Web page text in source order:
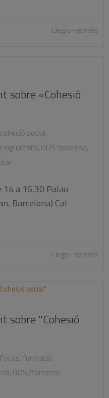
Llegiu-ne més
sobre «Cohesió
cohesió social,
, ODS1pobresa,
a 16,30 Palau
Barcelona) Cal
Llegiu-ne més
sobre "Cohesió
Focus, formació,
, ODS2famzero,